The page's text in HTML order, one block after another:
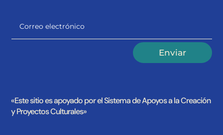
Enviar
«Este sitio es apoyado por el Sistema de Apoyos a la Creación
y Proyectos Culturales»